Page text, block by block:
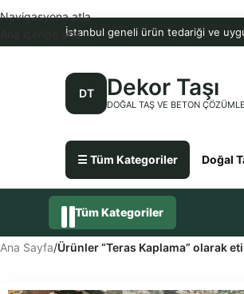
İstanbul geneli ürün tedariği ve
DT Dekor Taşı
DOĞAL TAŞ VE BETON
☰ Tüm Kategoriler Doğal
Navigasyona atla
Ana içeriğe atla
Tüm Kategoriler
Ana Sayfa/Ürünler “Teras Kaplama” olarak